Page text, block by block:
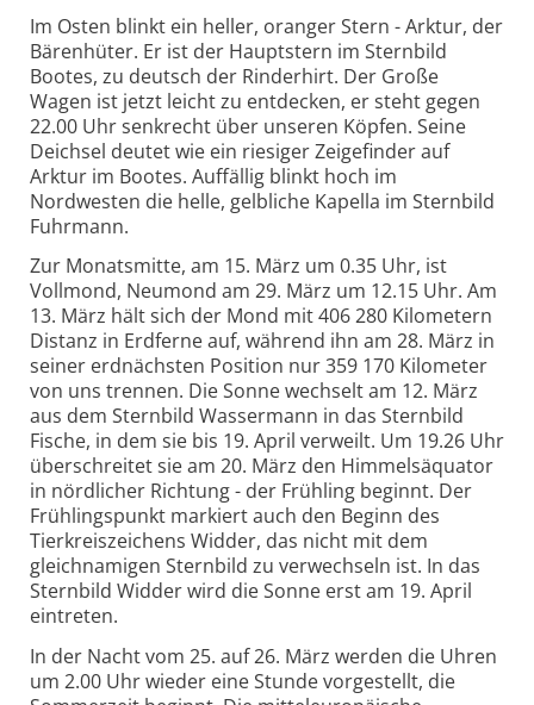
Im Osten blinkt ein heller, oranger Stern - Arktur, der
Bärenhüter. Er ist der Hauptstern im Sternbild
Bootes, zu deutsch der Rinderhirt. Der Große
Wagen ist jetzt leicht zu entdecken, er steht gegen
22.00 Uhr senkrecht über unseren Köpfen. Seine
Deichsel deutet wie ein riesiger Zeigefinder auf
Arktur im Bootes. Auffällig blinkt hoch im
Nordwesten die helle, gelbliche Kapella im Sternbild
Fuhrmann.
Zur Monatsmitte, am 15. März um 0.35 Uhr, ist
Vollmond, Neumond am 29. März um 12.15 Uhr. Am
13. März hält sich der Mond mit 406 280 Kilometern
Distanz in Erdferne auf, während ihn am 28. März in
seiner erdnächsten Position nur 359 170 Kilometer
von uns trennen. Die Sonne wechselt am 12. März
aus dem Sternbild Wassermann in das Sternbild
Fische, in dem sie bis 19. April verweilt. Um 19.26 Uhr
überschreitet sie am 20. März den Himmelsäquator
in nördlicher Richtung - der Frühling beginnt. Der
Frühlingspunkt markiert auch den Beginn des
Tierkreiszeichens Widder, das nicht mit dem
gleichnamigen Sternbild zu verwechseln ist. In das
Sternbild Widder wird die Sonne erst am 19. April
eintreten.
In der Nacht vom 25. auf 26. März werden die Uhren
um 2.00 Uhr wieder eine Stunde vorgestellt, die